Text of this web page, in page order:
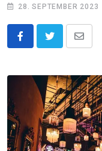
28. SEPTEMBER 2023
Share
Email